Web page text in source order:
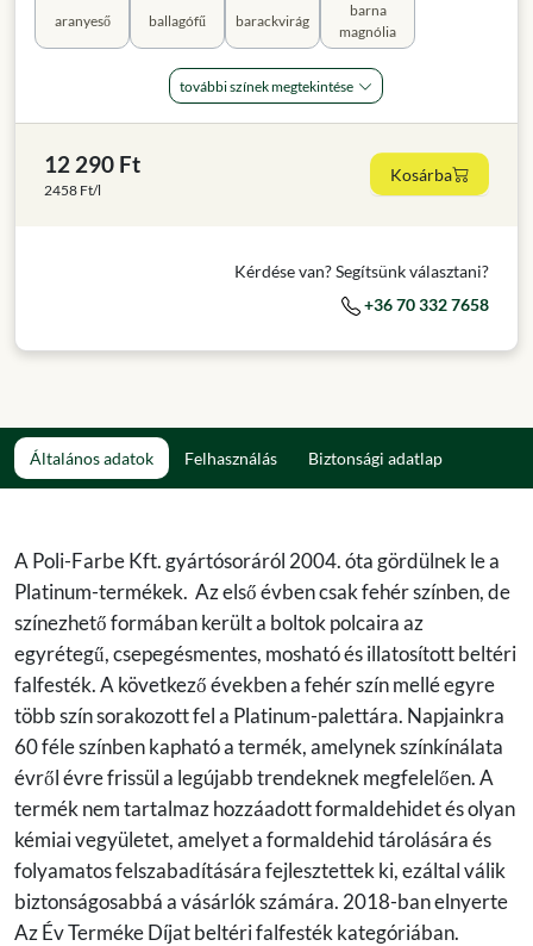
aranyeső ballagófű barackvirág
barna
magnólia
további színek megtekintése
12 290 Ft
2458 Ft/l
Kosárba
Kérdése van? Segítsünk választani?
+36 70 332 7658
Általános adatok Felhasználás Biztonsági adatlap
A Poli-Farbe Kft. gyártósoráról 2004. óta gördülnek le a
Platinum-termékek. Az első évben csak fehér színben, de
színezhető formában került a boltok polcaira az
egyrétegű, csepegésmentes, mosható és illatosított beltéri
falfesték. A következő években a fehér szín mellé egyre
több szín sorakozott fel a Platinum-palettára. Napjainkra
60 féle színben kapható a termék, amelynek színkínálata
évről évre frissül a legújabb trendeknek megfelelően. A
termék nem tartalmaz hozzáadott formaldehidet és olyan
kémiai vegyületet, amelyet a formaldehid tárolására és
folyamatos felszabadítására fejlesztettek ki, ezáltal válik
biztonságosabbá a vásárlók számára. 2018-ban elnyerte
Az Év Terméke Díjat beltéri falfesték kategóriában.